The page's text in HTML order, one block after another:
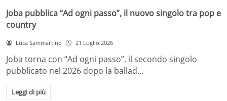
Joba pubblica “Ad ogni passo”, il nuovo singolo tra pop e
country
Luca Sammartino 21 Luglio 2026
Joba torna con “Ad ogni passo”, il secondo singolo
pubblicato nel 2026 dopo la ballad…
Leggi di più